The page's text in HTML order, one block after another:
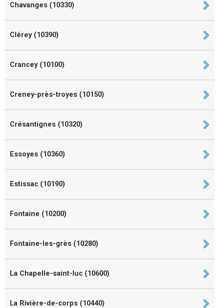
Chavanges (10330)
Clérey (10390)
Crancey (10100)
Creney-près-troyes (10150)
Crésantignes (10320)
Essoyes (10360)
Estissac (10190)
Fontaine (10200)
Fontaine-les-grès (10280)
La Chapelle-saint-luc (10600)
La Rivière-de-corps (10440)